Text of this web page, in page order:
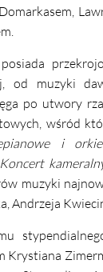
od muzyki
po utwory
wśród
i
Koncert
muzyki
Andrzeja
Krystiana